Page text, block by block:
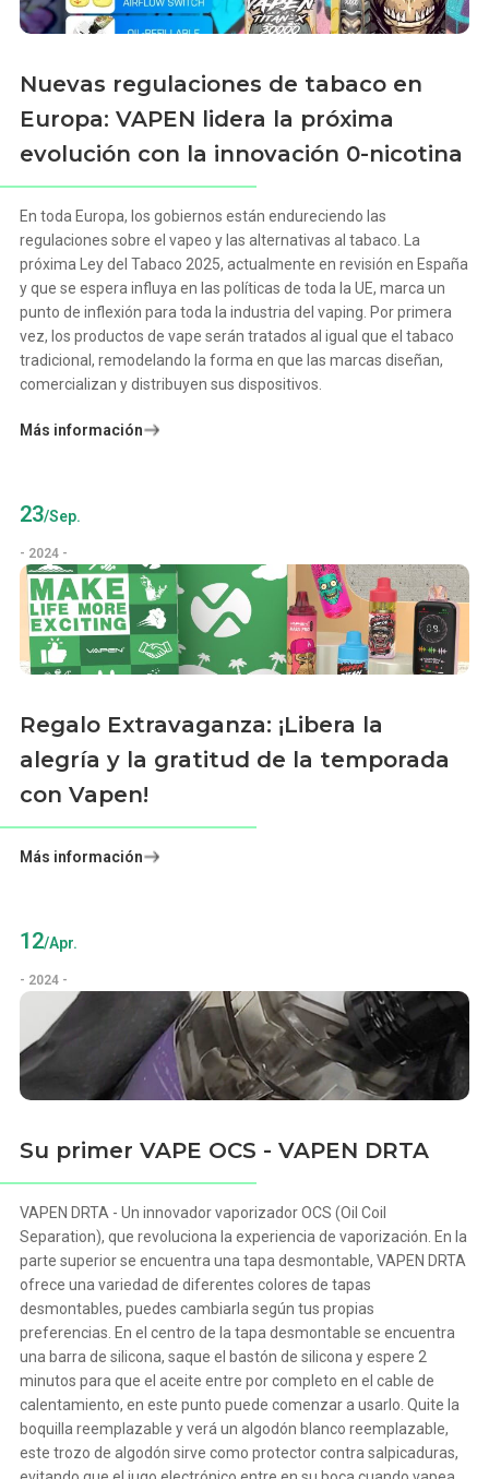
Nuevas regulaciones de tabaco en
Europa: VAPEN lidera la próxima
evolución con la innovación 0-nicotina
En toda Europa, los gobiernos están endureciendo las
regulaciones sobre el vapeo y las alternativas al tabaco. La
próxima Ley del Tabaco 2025, actualmente en revisión en España
y que se espera influya en las políticas de toda la UE, marca un
punto de inflexión para toda la industria del vaping. Por primera
vez, los productos de vape serán tratados al igual que el tabaco
tradicional, remodelando la forma en que las marcas diseñan,
comercializan y distribuyen sus dispositivos.
Más información
23/Sep.
- 2024 -
Regalo Extravaganza: ¡Libera la
alegría y la gratitud de la temporada
con Vapen!
Más información
12/Apr.
- 2024 -
Su primer VAPE OCS - VAPEN DRTA
VAPEN DRTA - Un innovador vaporizador OCS (Oil Coil
Separation), que revoluciona la experiencia de vaporización. En la
parte superior se encuentra una tapa desmontable, VAPEN DRTA
ofrece una variedad de diferentes colores de tapas
desmontables, puedes cambiarla según tus propias
preferencias. En el centro de la tapa desmontable se encuentra
una barra de silicona, saque el bastón de silicona y espere 2
minutos para que el aceite entre por completo en el cable de
calentamiento, en este punto puede comenzar a usarlo. Quite la
boquilla reemplazable y verá un algodón blanco reemplazable,
este trozo de algodón sirve como protector contra salpicaduras,